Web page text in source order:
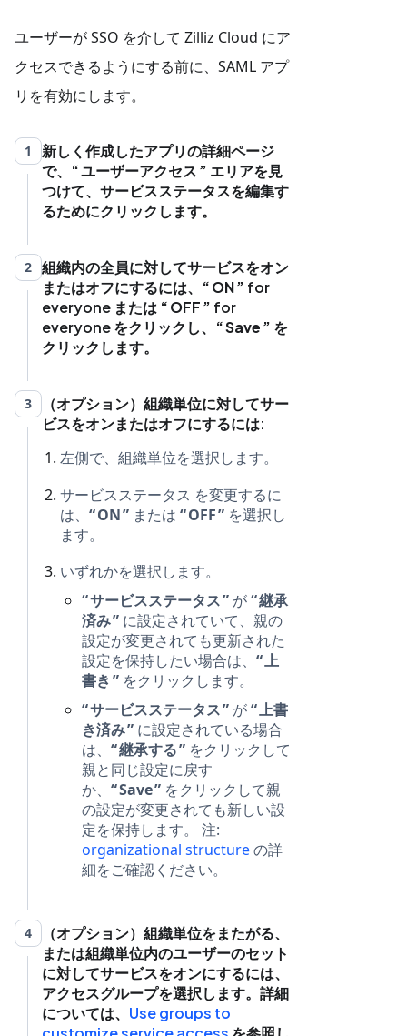
ユーザーが SSO を介して Zilliz Cloud にア
クセスできるようにする前に、SAML アプ
リを有効にします。
1
新しく作成したアプリの詳細ページ
で、
ユーザーアクセス
エリアを見
つけて、サービスステータスを編集す
るためにクリックします。
2 組織内の全員に対してサービスをオン
またはオフにするには、
ON
for
everyone または
OFF
for
everyone をクリックし、
Save
を
クリックします。
3
（オプション）組織単位に対してサー
ビスをオンまたはオフにするには:
左側で、組織単位を選択します。
サービスステータス を変更するに
は、
ON または OFF
を選択し
ます。
いずれかを選択します。
サービスステータス
が 継承
済み
に設定されていて、親の
設定が変更されても更新された
設定を保持したい場合は、
上
書き
をクリックします。
サービスステータス
が 上書
き済み
に設定されている場合
は、
継承する
をクリックして
親と同じ設定に戻す
か、
Save
をクリックして親
の設定が変更されても新しい設
定を保持します。 注:
organizational structureの詳
細をご確認ください。
4
（オプション）組織単位をまたがる、
または組織単位内のユーザーのセット
に対してサービスをオンにするには、
アクセスグループを選択します。詳細
については、 Use groups to